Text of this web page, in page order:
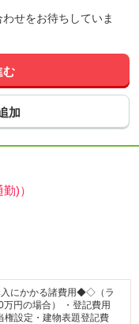
せをお待ちしていま
む
)）
にかかる諸費用◆◇（ラ
万円の場合） ・登記費用
設定・建物表題登記費